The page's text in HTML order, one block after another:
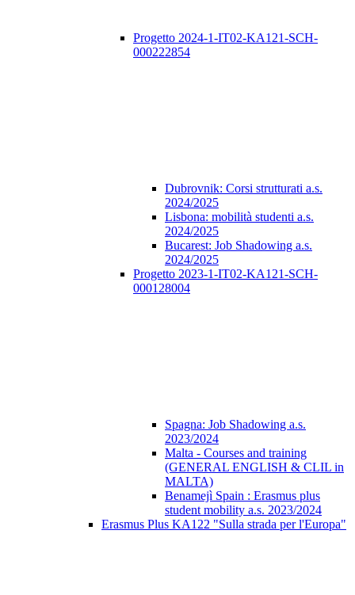
Progetto 2024-1-IT02-KA121-SCH-
000222854
Dubrovnik: Corsi strutturati a.s.
2024/2025
Lisbona: mobilità studenti a.s.
2024/2025
Bucarest: Job Shadowing a.s.
2024/2025
Progetto 2023-1-IT02-KA121-SCH-
000128004
Spagna: Job Shadowing a.s.
2023/2024
Malta - Courses and training
(GENERAL ENGLISH & CLIL in
MALTA)
Benamejì Spain : Erasmus plus
student mobility a.s. 2023/2024
Erasmus Plus KA122 "Sulla strada per l'Europa"